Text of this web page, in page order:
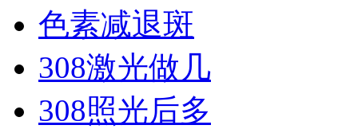
色素减退斑
308激光做几
308照光后多